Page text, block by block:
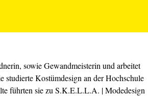
sowie Gewandmeisterin und arbeitet
studierte Kostümdesign an der Hochschule
führten sie zu S.K.E.L.L.A. | Modedesign